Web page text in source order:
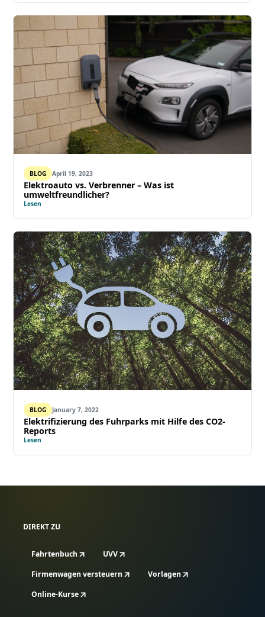
BLOG April 19, 2023
Elektroauto vs. Verbrenner – Was ist
umweltfreundlicher?
Lesen
BLOG January 7, 2022
Elektrifizierung des Fuhrparks mit Hilfe des CO2-
Reports
Lesen
DIREKT ZU
Fahrtenbuch
UVV
Firmenwagen versteuern
Vorlagen
Online-Kurse